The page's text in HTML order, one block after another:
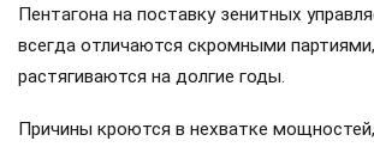
Пентагона на поставку зенитных
всегда отличаются скромными
растягиваются на долгие годы.
Причины кроются в нехватке